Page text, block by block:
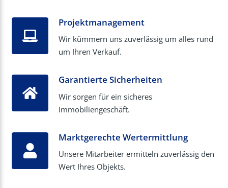
Projektmanagement
Wir kümmern uns zuverlässig um alles rund
um Ihren Verkauf.
Garantierte Sicherheiten
Wir sorgen für ein sicheres
Immobiliengeschäft.
Marktgerechte Wertermittlung
Unsere Mitarbeiter ermitteln zuverlässig den
Wert Ihres Objekts.